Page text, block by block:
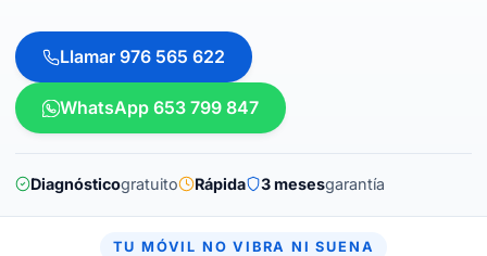
Llamar 976 565 622
WhatsApp 653 799 847
Diagnósticogratuito Rápida 3 mesesgarantía
TU MÓVIL NO VIBRA NI SUENA